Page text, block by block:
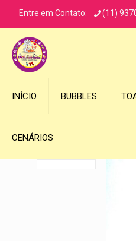
Entre em Contato: (11)
INÍCIO BUBBLES
CENÁRIOS